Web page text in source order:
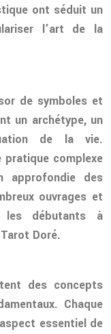
ont séduit un
l’art de la
de symboles et
un archétype, un
de la vie.
complexe
approfondie des
ouvrages et
les débutants à
Doré.
des concepts
Chaque
essentiel de